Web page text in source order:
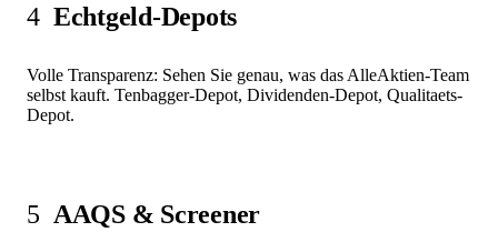
4 Echtgeld-Depots
Volle Transparenz: Sehen Sie genau, was das AlleAktien-Team
selbst kauft. Tenbagger-Depot, Dividenden-Depot, Qualitaets-
Depot.
5 AAQS & Screener